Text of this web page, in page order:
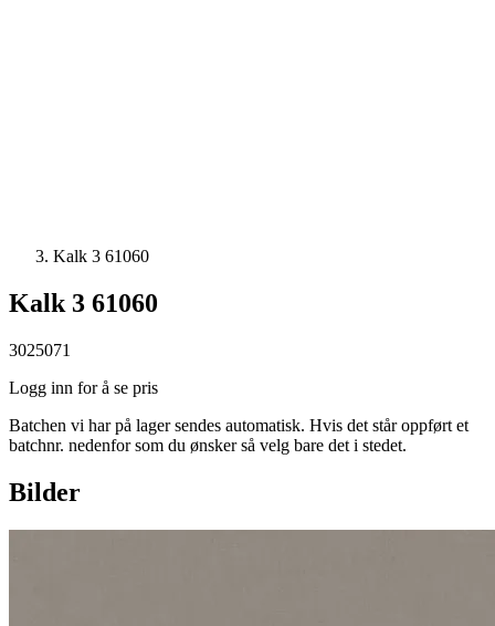
Kalk 3 61060
Kalk 3 61060
3025071
Logg inn for å se pris
Batchen vi har på lager sendes automatisk. Hvis det står oppført et
batchnr. nedenfor som du ønsker så velg bare det i stedet.
Bilder